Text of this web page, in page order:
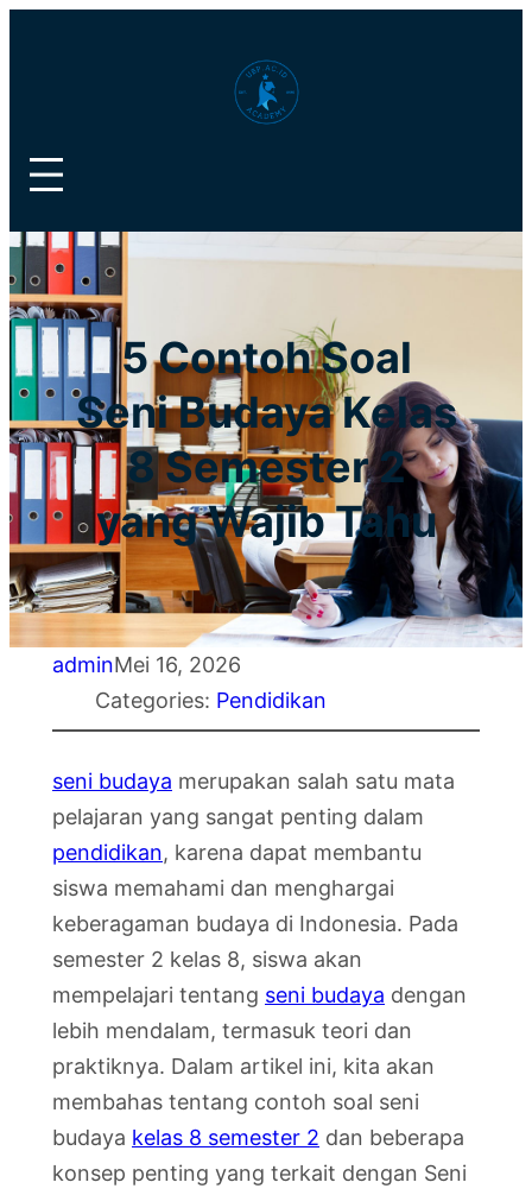
5 Contoh Soal
Seni Budaya Kelas
8 Semester 2
yang Wajib Tahu
adminMei 16, 2026
Categories: Pendidikan
seni budaya merupakan salah satu mata
pelajaran yang sangat penting dalam
pendidikan, karena dapat membantu
siswa memahami dan menghargai
keberagaman budaya di Indonesia. Pada
semester 2 kelas 8, siswa akan
mempelajari tentang seni budaya dengan
lebih mendalam, termasuk teori dan
praktiknya. Dalam artikel ini, kita akan
membahas tentang contoh soal seni
budaya kelas 8 semester 2 dan beberapa
konsep penting yang terkait dengan Seni